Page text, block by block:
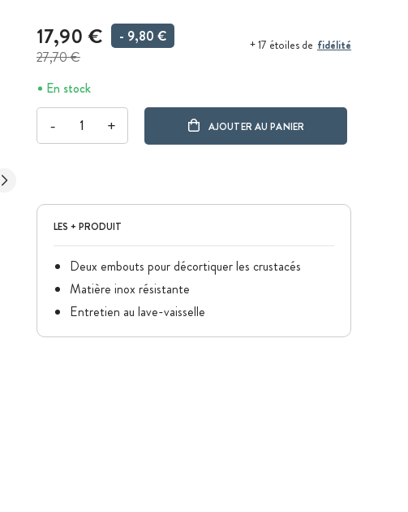
17,90 €
27,70 €
- 9,80 € + 17 étoiles de fidélité
En stock
- + AJOUTER AU PANIER
LES + PRODUIT
Deux embouts pour décortiquer les crustacés
Matière inox résistante
Entretien au lave-vaisselle